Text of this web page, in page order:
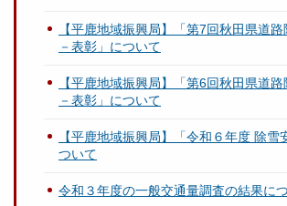
【平鹿地域振興局】「第7回秋田県道
－表彰」について
【平鹿地域振興局】「第6回秋田県道
－表彰」について
【平鹿地域振興局】「令和６年度 除雪
ついて
令和３年度の一般交通量調査の結果に